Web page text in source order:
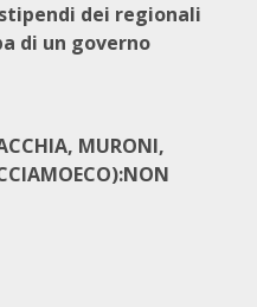
dei regionali
di un governo
MURONI,